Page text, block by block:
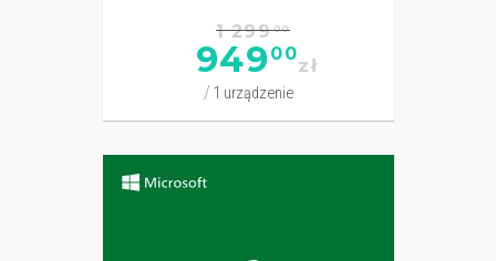
1 29900
949 00
zł
1 urządzenie